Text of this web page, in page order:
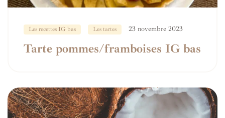
Les recettes IG bas Les tartes 23 novembre 2023
Tarte pommes/framboises IG bas